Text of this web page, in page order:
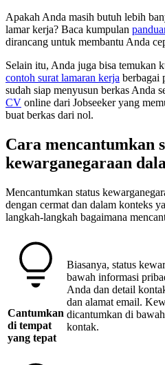
Apakah Anda masih butuh lebih
lamar kerja? Baca kumpulan
dirancang untuk membantu Anda
Selain itu, Anda juga bisa temukan
contoh surat lamaran kerja berbagai
sudah siap menyusun berkas Anda
CV online dari Jobseeker yang
buat berkas dari nol.
Cara mencantumkan
kewarganegaraan
Mencantumkan status
dengan cermat dan dalam konteks
langkah-langkah bagaimana
Cantumkan
di tempat
yang tepat
Biasanya, status
bawah informasi
Anda dan detail
dan alamat email.
dicantumkan di
kontak.